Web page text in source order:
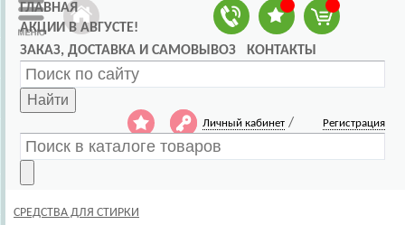
ГЛАВНАЯ
АКЦИИ В АВГУСТЕ!
ЗАКАЗ, ДОСТАВКА И САМОВЫВОЗ
КОНТАКТЫ
Найти
Личный кабинет / Регистрация
СРЕДСТВА ДЛЯ СТИРКИ